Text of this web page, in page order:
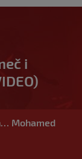
i
Mohamed